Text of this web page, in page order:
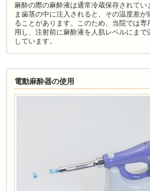
麻酔の際の麻酔液は通常冷蔵保存されてい
ま歯茎の中に注入されると、その温度差が
ることがあります。このため、当院では専
用し、注射前に麻酔液を人肌レベルにまで
しています。
電動麻酔器の使用